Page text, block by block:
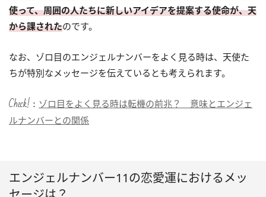
使って、周囲の人たちに新しいアイデアを提案する使命が、天
から課されたのです。
なお、ゾロ目のエンジェルナンバーをよく見る時は、天使た
ちが特別なメッセージを伝えているとも考えられます。
Check!： ゾロ目をよく見る時は転機の前兆？ 意味とエンジェ
ルナンバーとの関係
エンジェルナンバー11の恋愛運におけるメッ